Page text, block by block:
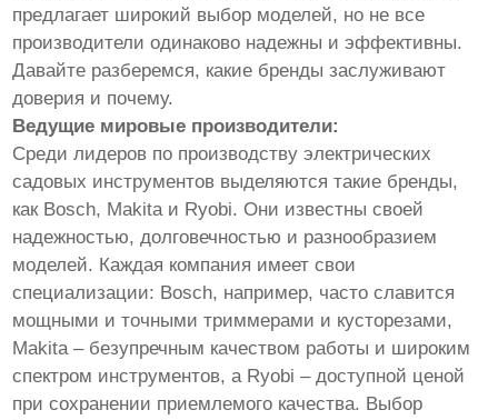
предлагает широкий выбор моделей, но не все
производители одинаково надежны и эффективны.
Давайте разберемся, какие бренды заслуживают
доверия и почему.
Ведущие мировые производители:
Среди лидеров по производству электрических
садовых инструментов выделяются такие бренды,
как Bosch, Makita и Ryobi. Они известны своей
надежностью, долговечностью и разнообразием
моделей. Каждая компания имеет свои
специализации: Bosch, например, часто славится
мощными и точными триммерами и кусторезами,
Makita – безупречным качеством работы и широким
спектром инструментов, а Ryobi – доступной ценой
при сохранении приемлемого качества. Выбор